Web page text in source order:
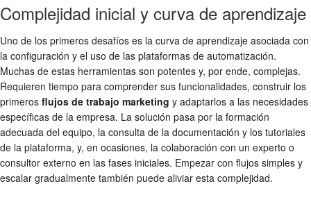
Complejidad inicial y curva de aprendizaje
Uno de los primeros desafíos es la curva de aprendizaje asociada con
la configuración y el uso de las plataformas de automatización.
Muchas de estas herramientas son potentes y, por ende, complejas.
Requieren tiempo para comprender sus funcionalidades, construir los
primeros flujos de trabajo marketing y adaptarlos a las necesidades
específicas de la empresa. La solución pasa por la formación
adecuada del equipo, la consulta de la documentación y los tutoriales
de la plataforma, y, en ocasiones, la colaboración con un experto o
consultor externo en las fases iniciales. Empezar con flujos simples y
escalar gradualmente también puede aliviar esta complejidad.